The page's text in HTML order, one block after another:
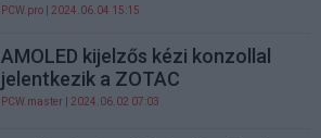
PCW.pro | 2024.06.04 15:15
AMOLED kijelzős kézi konzollal
jelentkezik a ZOTAC
PCW.master | 2024.06.02 07:03